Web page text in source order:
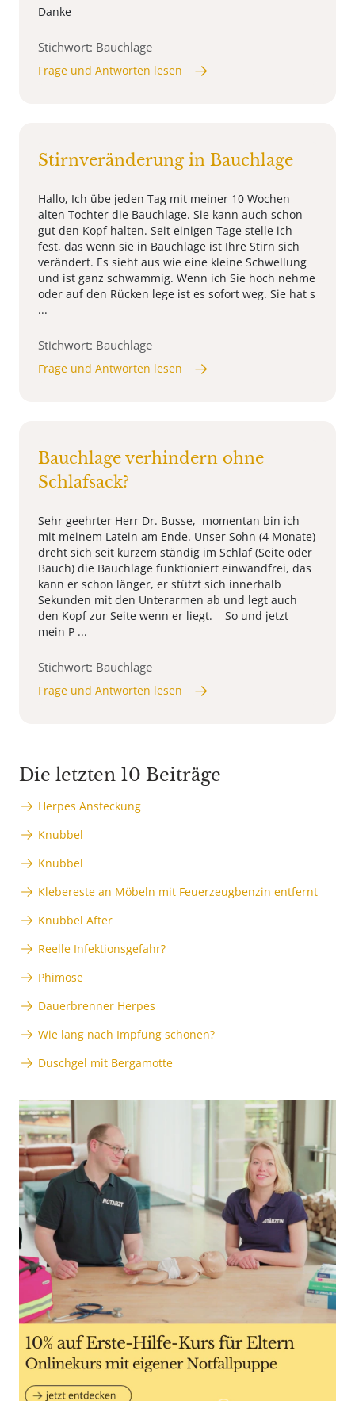
Danke
Stichwort: Bauchlage
Frage und Antworten lesen
Stirnveränderung in Bauchlage
Hallo, Ich übe jeden Tag mit meiner 10 Wochen
alten Tochter die Bauchlage. Sie kann auch schon
gut den Kopf halten. Seit einigen Tage stelle ich
fest, das wenn sie in Bauchlage ist Ihre Stirn sich
verändert. Es sieht aus wie eine kleine Schwellung
und ist ganz schwammig. Wenn ich Sie hoch nehme
oder auf den Rücken lege ist es sofort weg. Sie hat s
...
Stichwort: Bauchlage
Frage und Antworten lesen
Bauchlage verhindern ohne
Schlafsack?
Sehr geehrter Herr Dr. Busse, momentan bin ich
mit meinem Latein am Ende. Unser Sohn (4 Monate)
dreht sich seit kurzem ständig im Schlaf (Seite oder
Bauch) die Bauchlage funktioniert einwandfrei, das
kann er schon länger, er stützt sich innerhalb
Sekunden mit den Unterarmen ab und legt auch
den Kopf zur Seite wenn er liegt. So und jetzt
mein P ...
Stichwort: Bauchlage
Frage und Antworten lesen
Die letzten 10 Beiträge
Herpes Ansteckung
Knubbel
Knubbel
Klebereste an Möbeln mit Feuerzeugbenzin entfernt
Knubbel After
Reelle Infektionsgefahr?
Phimose
Dauerbrenner Herpes
Wie lang nach Impfung schonen?
Duschgel mit Bergamotte